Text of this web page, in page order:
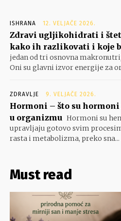
ISHRANA 12. VELJAČE 2026.
Zdravi ugljikohidrati i
kako ih razlikovati i koje
jedan od tri osnovna
Oni su glavni izvor energije za
ZDRAVLJE 9. VELJAČE 2026.
Hormoni – što su
u organizmu Hormoni su
upravljaju gotovo svim
rasta i metabolizma, preko sna...
Must read